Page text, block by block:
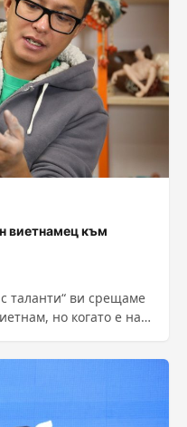
виетнамец към
таланти“ ви срещаме
но когато е на